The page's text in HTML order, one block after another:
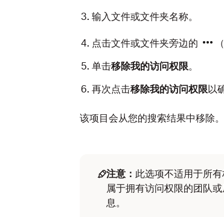
输入文件或文件夹名称。
点击文件或文件夹旁边的
单击移除我的访问权限。
再次点击移除我的访问权限以
该项目会从您的搜索结果中移除。
注意： 此选项不适用于所
属于拥有访问权限的团队
息。